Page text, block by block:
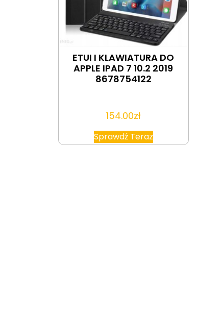
ETUI I KLAWIATURA DO
APPLE IPAD 7 10.2 2019
8678754122
154.00zł
Sprawdź Teraz